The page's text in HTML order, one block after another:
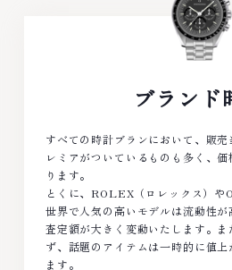
ブランド
すべての時計ブランにおいて、販
レミアがついているものも多く、
ります。
とくに、ROLEX（ロレックス）や
世界で人気の高いモデルは流動性が
査定額が大きく変動いたします。ま
ず、話題のアイテムは一時的に値
ます。